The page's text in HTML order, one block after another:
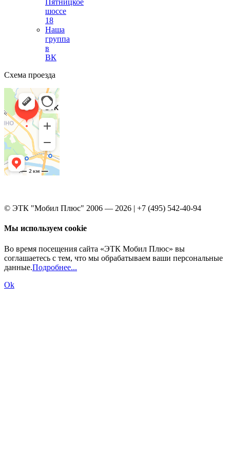
Пятницкое
шоссе
18
Наша
группа
в
ВК
Схема проезда
© ЭТК "Мобил Плюс" 2006 — 2026 | +7 (495) 542-40-94
Мы используем cookie
Во время посещения сайта «ЭТК Мобил Плюс» вы
соглашаетесь с тем, что мы обрабатываем ваши персональные
данные.Подробнее...
Ok